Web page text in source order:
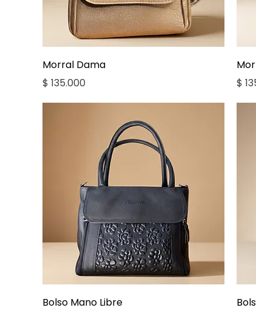
Morral Dama
Precio
$ 135.000 $
Vista rápida
Bolso Mano Libre